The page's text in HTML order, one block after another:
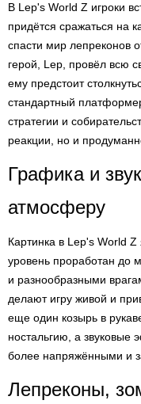
В Lep's World Z игроки
придётся сражаться на
спасти мир лепреконов
герой, Lep, провёл всю
ему предстоит
стандартный
стратегии и
реакции, но и
Графика и
атмосферу
Картинка в Lep's World
уровень проработан до
и разнообразными
делают игру живой и
еще один козырь в
ностальгию, а
более напряжёнными и
Лепреконы,